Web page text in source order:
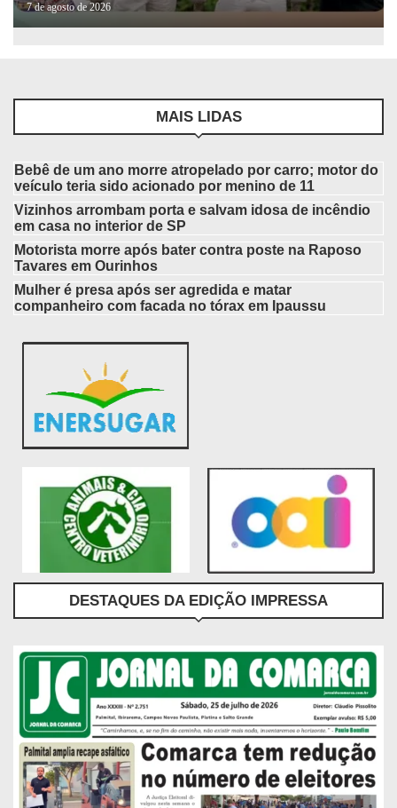
7 de agosto de 2026
MAIS LIDAS
Bebê de um ano morre atropelado por carro; motor do
veículo teria sido acionado por menino de 11
Vizinhos arrombam porta e salvam idosa de incêndio
em casa no interior de SP
Motorista morre após bater contra poste na Raposo
Tavares em Ourinhos
Mulher é presa após ser agredida e matar
companheiro com facada no tórax em Ipaussu
DESTAQUES DA EDIÇÃO IMPRESSA